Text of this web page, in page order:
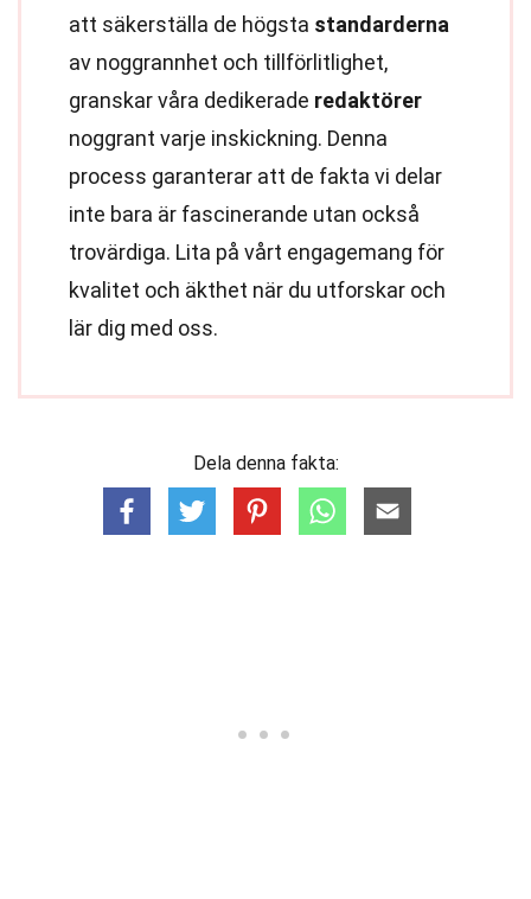
att säkerställa de högsta standarderna
av noggrannhet och tillförlitlighet,
granskar våra dedikerade redaktörer
noggrant varje inskickning. Denna
process garanterar att de fakta vi delar
inte bara är fascinerande utan också
trovärdiga. Lita på vårt engagemang för
kvalitet och äkthet när du utforskar och
lär dig med oss.
Dela denna fakta: